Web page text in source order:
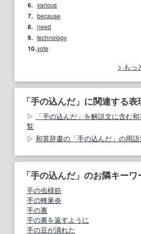
6. various
7. because
8. need
9. technology
10.vote
もっ
「手の込んだ」に関連する
「手の込んだ」を解説文に含む
覧
和英辞書の「手の込んだ」の用語
「手の込んだ」のお隣キーワ
手の虫様筋
手の蜂巣炎
手の裏
手の裏を返すように
手の豆が潰れた